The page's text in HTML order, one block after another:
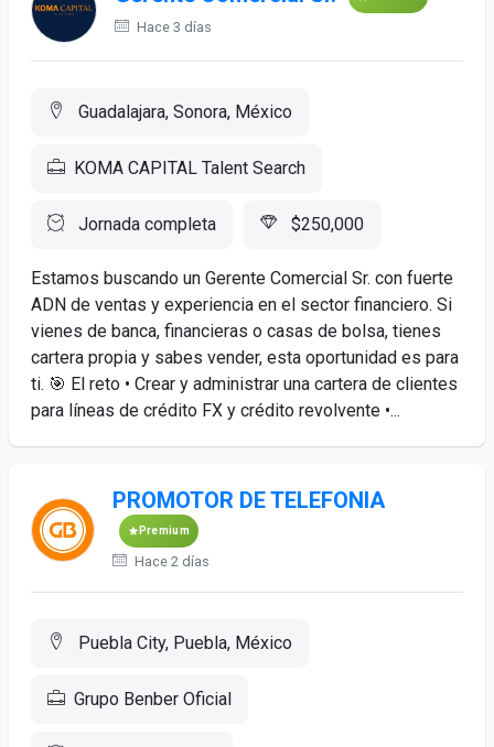
Hace 3 días
Guadalajara, Sonora, México
KOMA CAPITAL Talent Search
Jornada completa $250,000
Estamos buscando un Gerente Comercial Sr. con fuerte
ADN de ventas y experiencia en el sector financiero. Si
vienes de banca, financieras o casas de bolsa, tienes
cartera propia y sabes vender, esta oportunidad es para
ti. 🎯 El reto •⁠ ⁠Crear y administrar una cartera de clientes
para líneas de crédito FX y crédito revolvente •⁠...
PROMOTOR DE TELEFONIA
Premium
Hace 2 días
Puebla City, Puebla, México
Grupo Benber Oficial